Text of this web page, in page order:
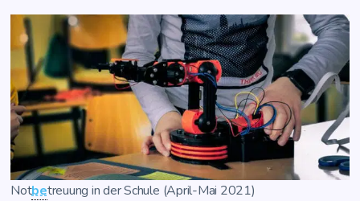
Not­be­treu­ung in der Schu­le (April-Mai 2021)